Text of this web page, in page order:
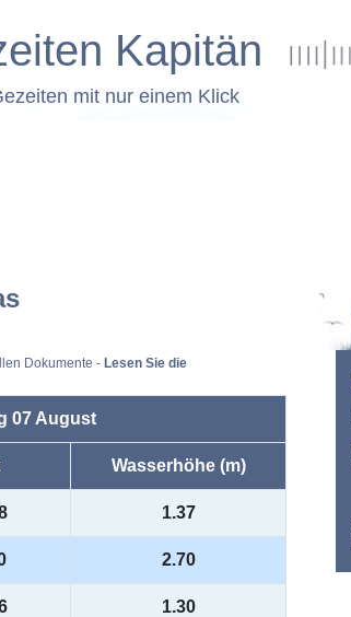
Kapitän
mit nur einem Klick
Dokumente - Lesen Sie die
07 August
Wasserhöhe (m)
1.37
2.70
1.30